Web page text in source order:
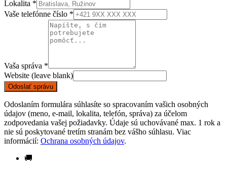
Lokalita *
Vaše telefónne číslo *
Vaša správa *
Website (leave blank)
Odoslať správu
Odoslaním formulára súhlasíte so spracovaním vašich osobných
údajov (meno, e-mail, lokalita, telefón, správa) za účelom
zodpovedania vašej požiadavky. Údaje sú uchovávané max. 1 rok a
nie sú poskytované tretím stranám bez vášho súhlasu. Viac
informácií: Ochrana osobných údajov.
🚚